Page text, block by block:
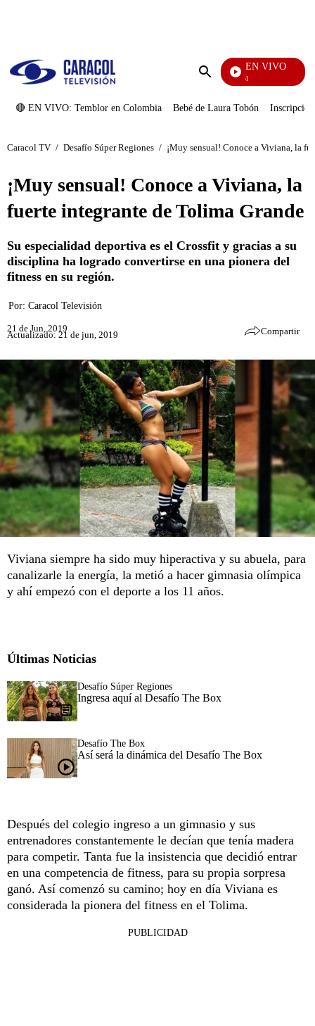
Enviar
EN VIVO
Noticias Caracol
🔴 EN VIVO: Temblor en Colombia Bebé de Laura Tobón
Caracol TV / Desafío Súper Regiones / ¡Muy sensual! Conoce a Viviana, la
¡Muy sensual! Conoce a Viviana, la
fuerte integrante de Tolima Grande
Su especialidad deportiva es el Crossfit y gracias a su
disciplina ha logrado convertirse en una pionera del
fitness en su región.
Por: Caracol Televisión
21 de Jun, 2019
Actualizado: 21 de jun, 2019 Compartir
Viviana siempre ha sido muy hiperactiva y su abuela, para
canalizarle la energía, la metió a hacer gimnasia olímpica
y ahí empezó con el deporte a los 11 años.
Últimas Noticias
Desafío Súper Regiones
Ingresa aquí al Desafío The Box
Desafío The Box
Así será la dinámica del Desafío The Box
Después del colegio ingreso a un gimnasio y sus
entrenadores constantemente le decían que tenía madera
para competir. Tanta fue la insistencia que decidió entrar
en una competencia de fitness, para su propia sorpresa
ganó. Así comenzó su camino; hoy en día Viviana es
considerada la pionera del fitness en el Tolima.
PUBLICIDAD